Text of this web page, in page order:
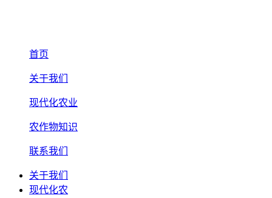
首页
关于我们
现代化农业
农作物知识
联系我们
关于我们
现代化农